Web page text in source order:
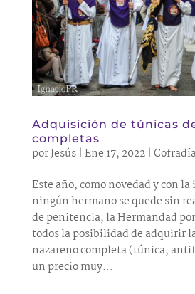
Adquisición de túnicas
completas
porJesús| Ene 17, 2022|
Este año, como novedad y con
ningún hermano se quede sin
de penitencia, la Hermandad
todos la posibilidad de adquirir
nazareno completa (túnica,
un precio muy...